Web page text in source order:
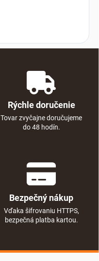
Rýchle doručenie
Tovar zvyčajne doručujeme
do 48 hodín.
Bezpečný nákup
Vďaka šifrovaniu HTTPS,
bezpečná platba kartou.